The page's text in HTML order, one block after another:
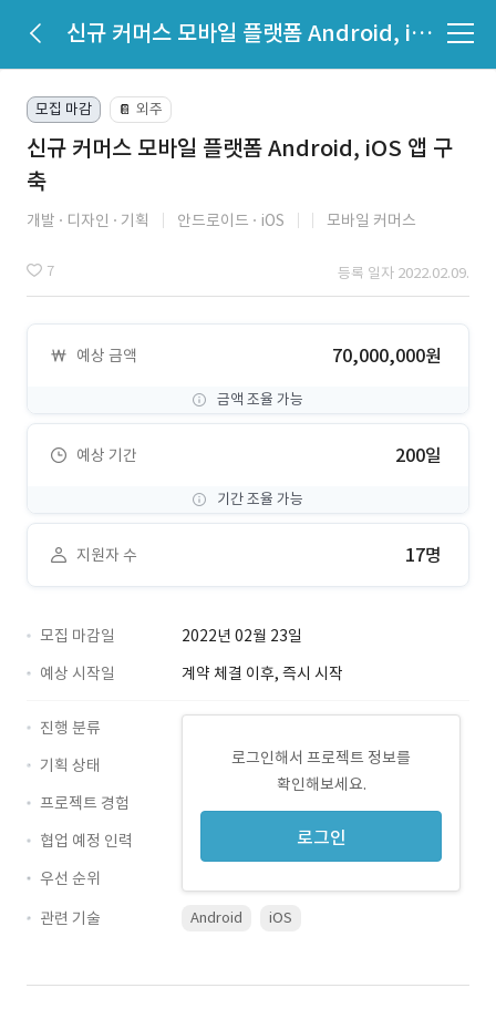
신규 커머스 모바일 플랫폼 Android, iOS 앱 구축
모집 마감 📔 외주
신규 커머스 모바일 플랫폼 Android, iOS 앱 구
축
개발 디자인 기획 안드로이드 iOS 모바일 커머스
7 등록 일자 2022.02.09.
예상 금액 70,000,000원
금액 조율 가능
예상 기간 200일
기간 조율 가능
지원자 수 17명
모집 마감일
2022년 02월 23일
예상 시작일
계약 체결 이후, 즉시 시작
로그인해서 프로젝트 정보를
확인해보세요.
로그인
진행 분류
기획 상태
프로젝트 경험
협업 예정 인력
우선 순위
관련 기술
Android iOS